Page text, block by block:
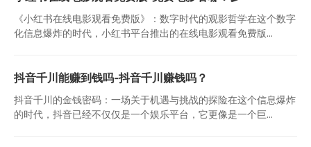
《小红书在线电影观看免费版》：数字时代的观影哲学在这个数字
化信息爆炸的时代，小红书平台推出的在线电影观看免费版...
抖音千川能赚到钱吗-抖音千川赚钱吗？
抖音千川的金钱密码：一场关于机遇与挑战的探险在这个信息爆炸
的时代，抖音已经不仅仅是一个娱乐平台，它更像是一个巨...